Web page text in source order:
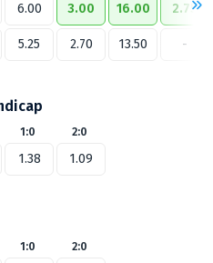
6.00 3.00 16.00 2.75
5.25 2.70 13.50 -
1:0 2:0
1.38 1.09
1:0 2:0